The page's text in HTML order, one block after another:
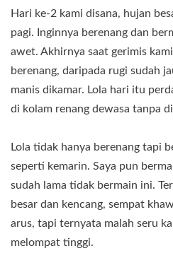
Hari ke-2 kami disana, hujan
pagi. Inginnya berenang dan
awet. Akhirnya saat gerimis
berenang, daripada rugi sudah
manis dikamar. Lola hari itu
di kolam renang dewasa tanpa
Lola tidak hanya berenang tapi
seperti kemarin. Saya pun
sudah lama tidak bermain ini.
besar dan kencang, sempat
arus, tapi ternyata malah seru
melompat tinggi.